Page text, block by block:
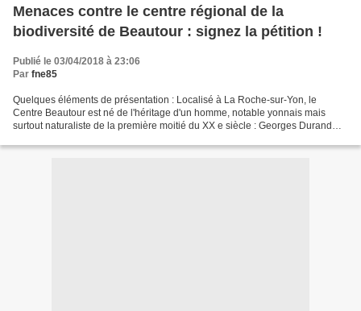
Menaces contre le centre régional de la
biodiversité de Beautour : signez la pétition !
Publié le 03/04/2018 à 23:06
Par fne85
Quelques éléments de présentation : Localisé à La Roche-sur-Yon, le
Centre Beautour est né de l'héritage d'un homme, notable yonnais mais
surtout naturaliste de la première moitié du XX e siècle : Georges Durand